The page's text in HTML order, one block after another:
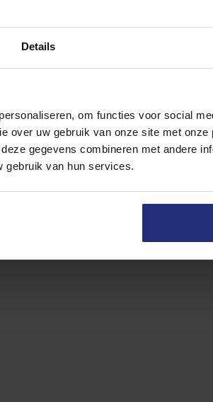
Details
om functies voor social
over uw gebruik van onze site met
gegevens combineren met andere
gebruik van hun services.
en techniek. NIU won wereldwijd al
Op dit moment worden er behoorlijk
Tijdens de werkzaamheden is het
zullen de werkzaamheden aan de Vestdijk